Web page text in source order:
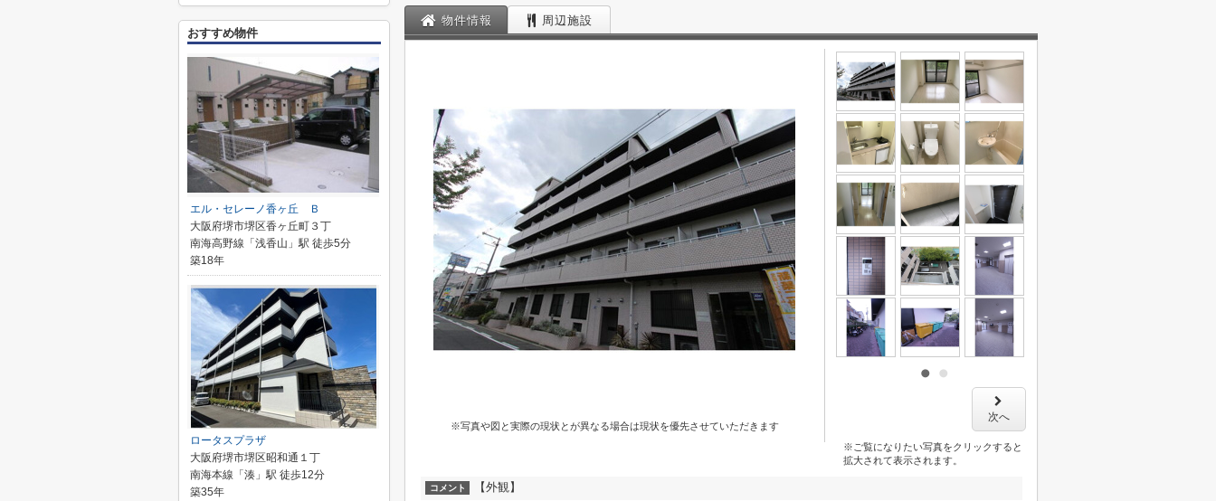
物件情報 周辺施設
※写真や図と実際の現状とが異なる場合は現状を優先させていただきます
次へ
※ご覧になりたい写真をクリックすると
拡大されて表示されます。
コメント 【外観】
おすすめ物件
エル・セレーノ香ヶ丘 Ｂ
大阪府堺市堺区香ヶ丘町３丁
南海高野線「浅香山」駅 徒歩5分
築18年
ロータスプラザ
大阪府堺市堺区昭和通１丁
南海本線「湊」駅 徒歩12分
築35年